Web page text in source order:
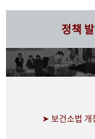
정책
➤ 보건소법 개